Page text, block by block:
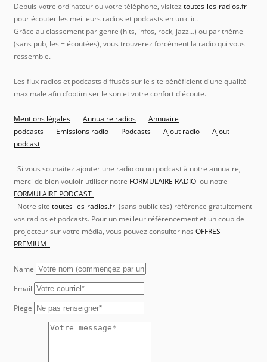
Depuis votre ordinateur ou votre téléphone, visitez toutes-les-radios.fr
pour écouter les meilleurs radios et podcasts en un clic.
Grâce au classement par genre (hits, infos, rock, jazz…) ou par thème
(sans pub, les + écoutées), vous trouverez forcément la radio qui vous
ressemble.
Les flux radios et podcasts diffusés sur le site bénéficient d'une qualité
maximale afin d’optimiser le son et votre confort d'écoute.
Mentions légales Annuaire radios
Annuaire
podcasts
Emissions radio Podcasts Ajout radio
Ajout
podcast
Si vous souhaitez ajouter une radio ou un podcast à notre annuaire,
merci de bien vouloir utiliser notre FORMULAIRE RADIO ou notre
FORMULAIRE PODCAST
Notre site toutes-les-radios.fr (sans publicités) référence gratuitement
vos radios et podcasts. Pour un meilleur référencement et un coup de
projecteur sur votre média, vous pouvez consulter nos OFFRES
PREMIUM
Name
Email
Piege